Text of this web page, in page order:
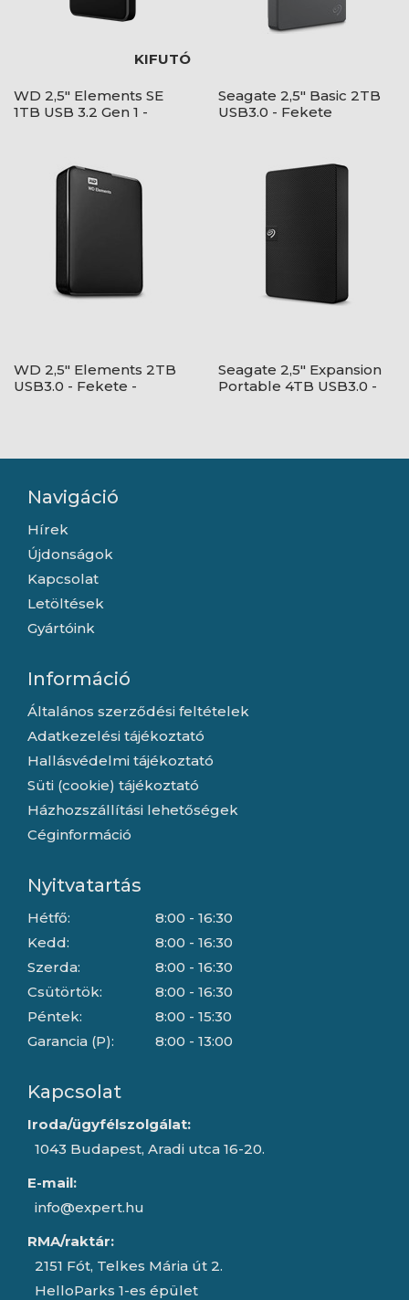
KIFUTÓ
WD 2,5" Elements SE
1TB USB 3.2 Gen 1 -
Seagate 2,5" Basic 2TB
USB3.0 - Fekete
WD 2,5" Elements 2TB
USB3.0 - Fekete -
Seagate 2,5" Expansion
Portable 4TB USB3.0 -
Navigáció
Hírek
Újdonságok
Kapcsolat
Letöltések
Gyártóink
Információ
Általános szerződési feltételek
Adatkezelési tájékoztató
Hallásvédelmi tájékoztató
Süti (cookie) tájékoztató
Házhozszállítási lehetőségek
Céginformáció
Nyitvatartás
Hétfő:
Kedd:
Szerda:
Csütörtök:
Péntek:
Garancia (P):
8:00 - 16:30
8:00 - 16:30
8:00 - 16:30
8:00 - 16:30
8:00 - 15:30
8:00 - 13:00
Kapcsolat
Iroda/ügyfélszolgálat:
1043 Budapest, Aradi utca 16-20.
E-mail:
info@expert.hu
RMA/raktár:
2151 Fót, Telkes Mária út 2.
HelloParks 1-es épület